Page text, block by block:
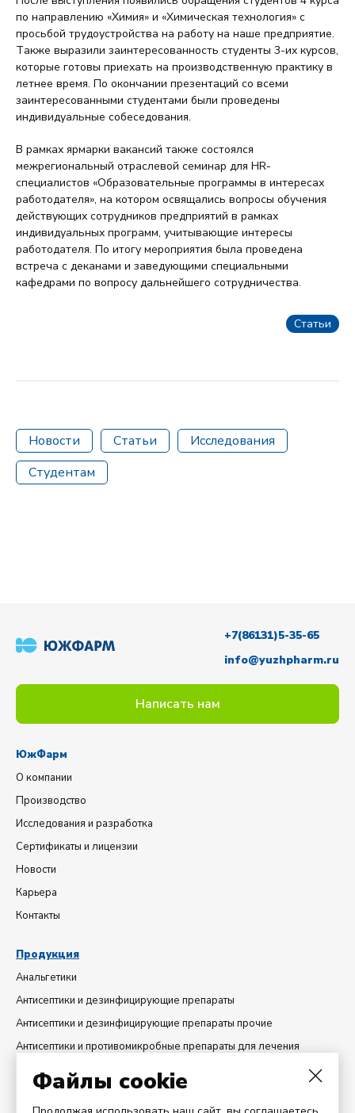
по направлению «Химия» и «Химическая технология» с
просьбой трудоустройства на работу на наше предприятие.
Также выразили заинтересованность студенты 3-их курсов,
которые готовы приехать на производственную практику в
летнее время. По окончании презентаций со всеми
заинтересованными студентами были проведены
индивидуальные собеседования.
В рамках ярмарки вакансий также состоялся
межрегиональный отраслевой семинар для HR-
специалистов «Образовательные программы в интересах
работодателя», на котором освящались вопросы обучения
действующих сотрудников предприятий в рамках
индивидуальных программ, учитывающие интересы
работодателя. По итогу мероприятия была проведена
встреча с деканами и заведующими специальными
кафедрами по вопросу дальнейшего сотрудничества.
Статьи
Новости Статьи
Исследования
Студентам
+7(86131)5-35-65
info@yuzhpharm.ru
Написать нам
ЮжФарм
О компании
Производство
Исследования и разработка
Сертификаты и лицензии
Новости
Карьера
Контакты
Продукция
Анальгетики
Антисептики и дезинфицирующие препараты
Антисептики и дезинфицирующие препараты прочие
Антисептики и противомикробные препараты для лечения
Диуретики
Добавки минеральные
Файлы cookie